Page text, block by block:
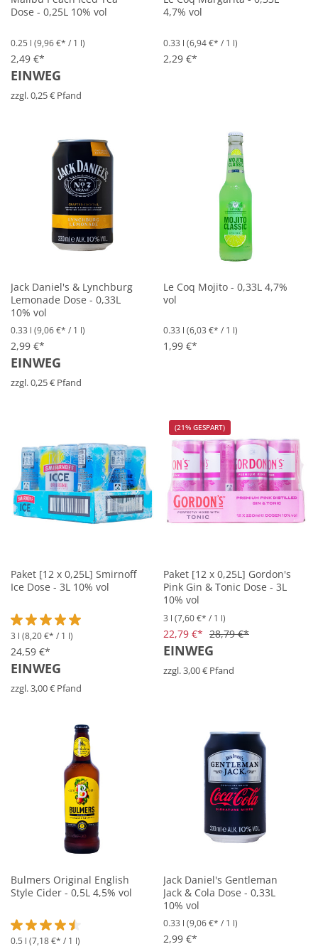
Dose - 0,25L 10% vol
0.25 l (9,96 €* / 1 l)
2,49 €*
EINWEG
zzgl. 0,25 € Pfand
4,7% vol
0.33 l (6,94 €* / 1 l)
2,29 €*
Jack Daniel's & Lynchburg
Lemonade Dose - 0,33L
10% vol
0.33 l (9,06 €* / 1 l)
2,99 €*
EINWEG
zzgl. 0,25 € Pfand
Le Coq Mojito - 0,33L 4,7%
vol
0.33 l (6,03 €* / 1 l)
1,99 €*
Paket [12 x 0,25L] Smirnoff
Ice Dose - 3L 10% vol
Durchschnittliche Bewertung von 5 von 5 Sternen
3 l (8,20 €* / 1 l)
24,59 €*
EINWEG
zzgl. 3,00 € Pfand
(21% GESPART)
Paket [12 x 0,25L] Gordon's
Pink Gin & Tonic Dose - 3L
10% vol
3 l (7,60 €* / 1 l)
22,79 €* 28,79 €*
EINWEG
zzgl. 3,00 € Pfand
Bulmers Original English
Style Cider - 0,5L 4,5% vol
Durchschnittliche Bewertung von 4.5 von 5 Sternen
0.5 l (7,18 €* / 1 l)
Jack Daniel's Gentleman
Jack & Cola Dose - 0,33L
10% vol
0.33 l (9,06 €* / 1 l)
2,99 €*